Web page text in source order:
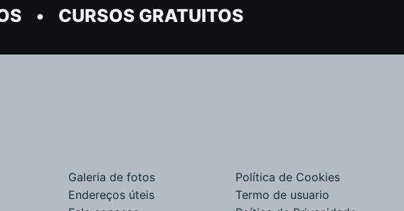
CURSOS GRATUITOS
Galeria de fotos
Endereços úteis
Política de Cookies
Termo de usuario